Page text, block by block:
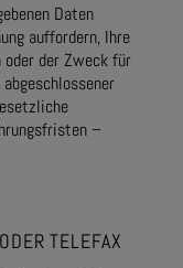
Daten
auffordern, Ihre
der Zweck für
–
TELEFAX